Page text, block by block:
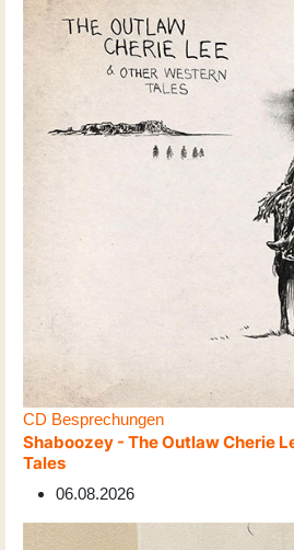
CD Besprechungen
Shaboozey - The Outlaw Cherie
Tales
06.08.2026